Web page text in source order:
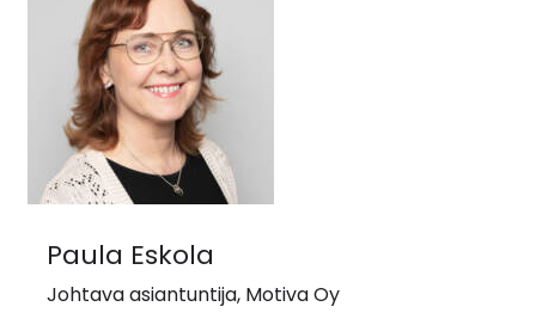
Paula Eskola
Johtava asiantuntija, Motiva Oy